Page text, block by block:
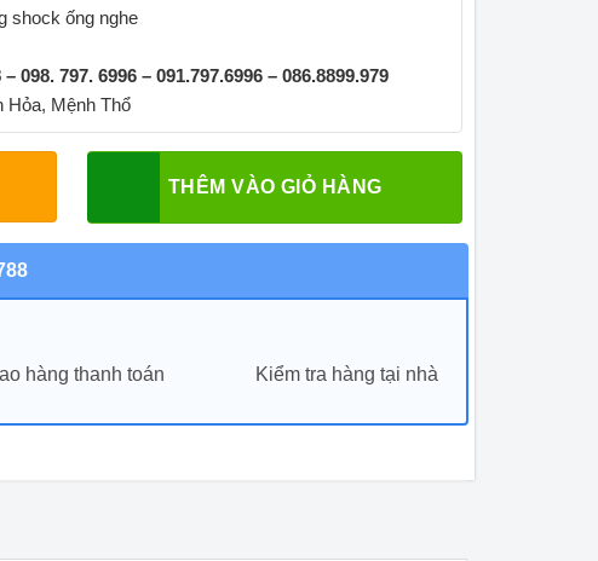
shock ống nghe
098. 797. 6996 – 091.797.6996 – 086.8899.979
Hỏa, Mệnh Thổ
THÊM VÀO GIỎ HÀNG
hàng thanh toán Kiểm tra hàng tại nhà